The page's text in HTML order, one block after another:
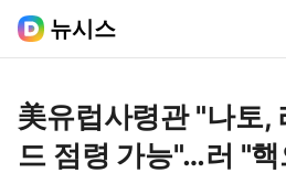
뉴시스
美유럽사령관 "나토,
드 점령 가능"…러 "